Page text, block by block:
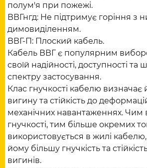
полум'я при пожежі.
ВВГнгд: Не підтримує горіння з
димовиділенням.
ВВГ-П: Плоский кабель.
Кабель ВВГ є популярним
своїй надійності, доступності
спектру застосування.
Клас гнучкості кабелю визначає
вигину та стійкість до
механічних навантаженнях.
гнучкості, тим більше окремих
використовується в жилі
йому більшу гнучкість та
вигинів.